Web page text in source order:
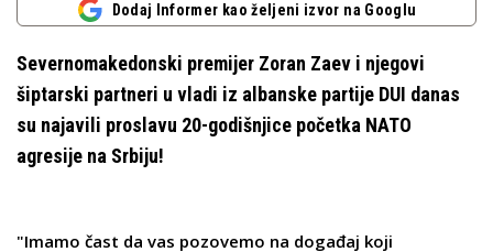
Dodaj Informer kao željeni izvor na Googlu
Severnomakedonski premijer Zoran Zaev i njegovi
šiptarski partneri u vladi iz albanske partije DUI danas
su najavili proslavu 20-godišnjice početka NATO
agresije na Srbiju!
"Imamo čast da vas pozovemo na događaj koji